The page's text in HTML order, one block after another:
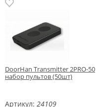
DoorHan Transmitter 2PRO-50
набор пультов (50шт)
Артикул: 24109